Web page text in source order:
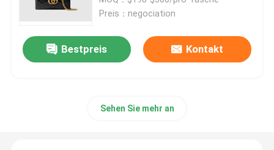
Gebrandmarkter Bote Bag
Preis：negociation
Bestpreis Kontakt
Sehen Sie mehr an